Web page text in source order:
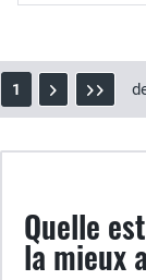
1
Quelle
la mieux